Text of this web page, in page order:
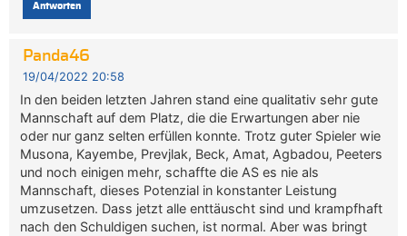
Antworten
Panda46
19/04/2022 20:58
In den beiden letzten Jahren stand eine qualitativ sehr gute
Mannschaft auf dem Platz, die die Erwartungen aber nie
oder nur ganz selten erfüllen konnte. Trotz guter Spieler wie
Musona, Kayembe, Prevjlak, Beck, Amat, Agbadou, Peeters
und noch einigen mehr, schaffte die AS es nie als
Mannschaft, dieses Potenzial in konstanter Leistung
umzusetzen. Dass jetzt alle enttäuscht sind und krampfhaft
nach den Schuldigen suchen, ist normal. Aber was bringt